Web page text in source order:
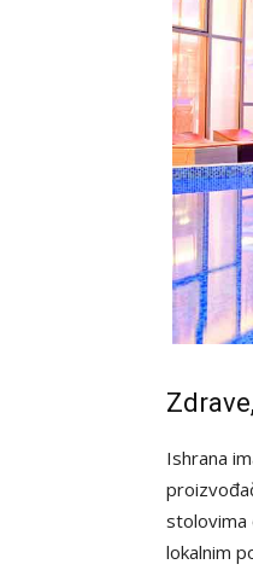
Ishrana
stolovima
lokalnim